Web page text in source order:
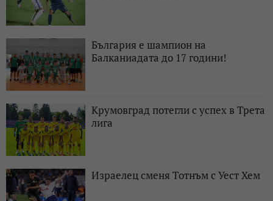
България е шампион на
Балканиадата до 17 години!
Крумовград потегли с успех в Трета
лига
Израелец сменя Тотнъм с Уест Хем